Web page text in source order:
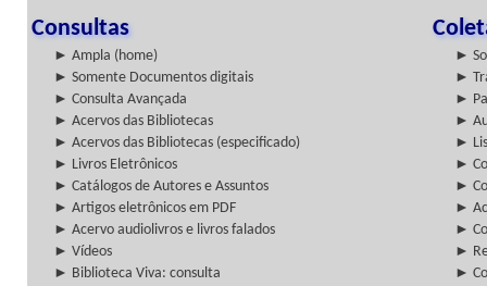
Consultas
► Ampla (home)
►
► Somente Documentos digitais
►
► Consulta Avançada
►
► Acervos das Bibliotecas
►
► Acervos das Bibliotecas (especificado)
►
► Livros Eletrônicos
►
► Catálogos de Autores e Assuntos
►
► Artigos eletrônicos em PDF
►
► Acervo audiolivros e livros falados
►
► Vídeos
►
► Biblioteca Viva: consulta
►